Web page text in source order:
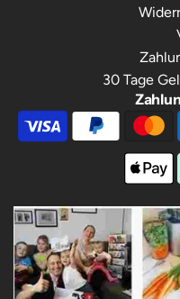
30 Tage